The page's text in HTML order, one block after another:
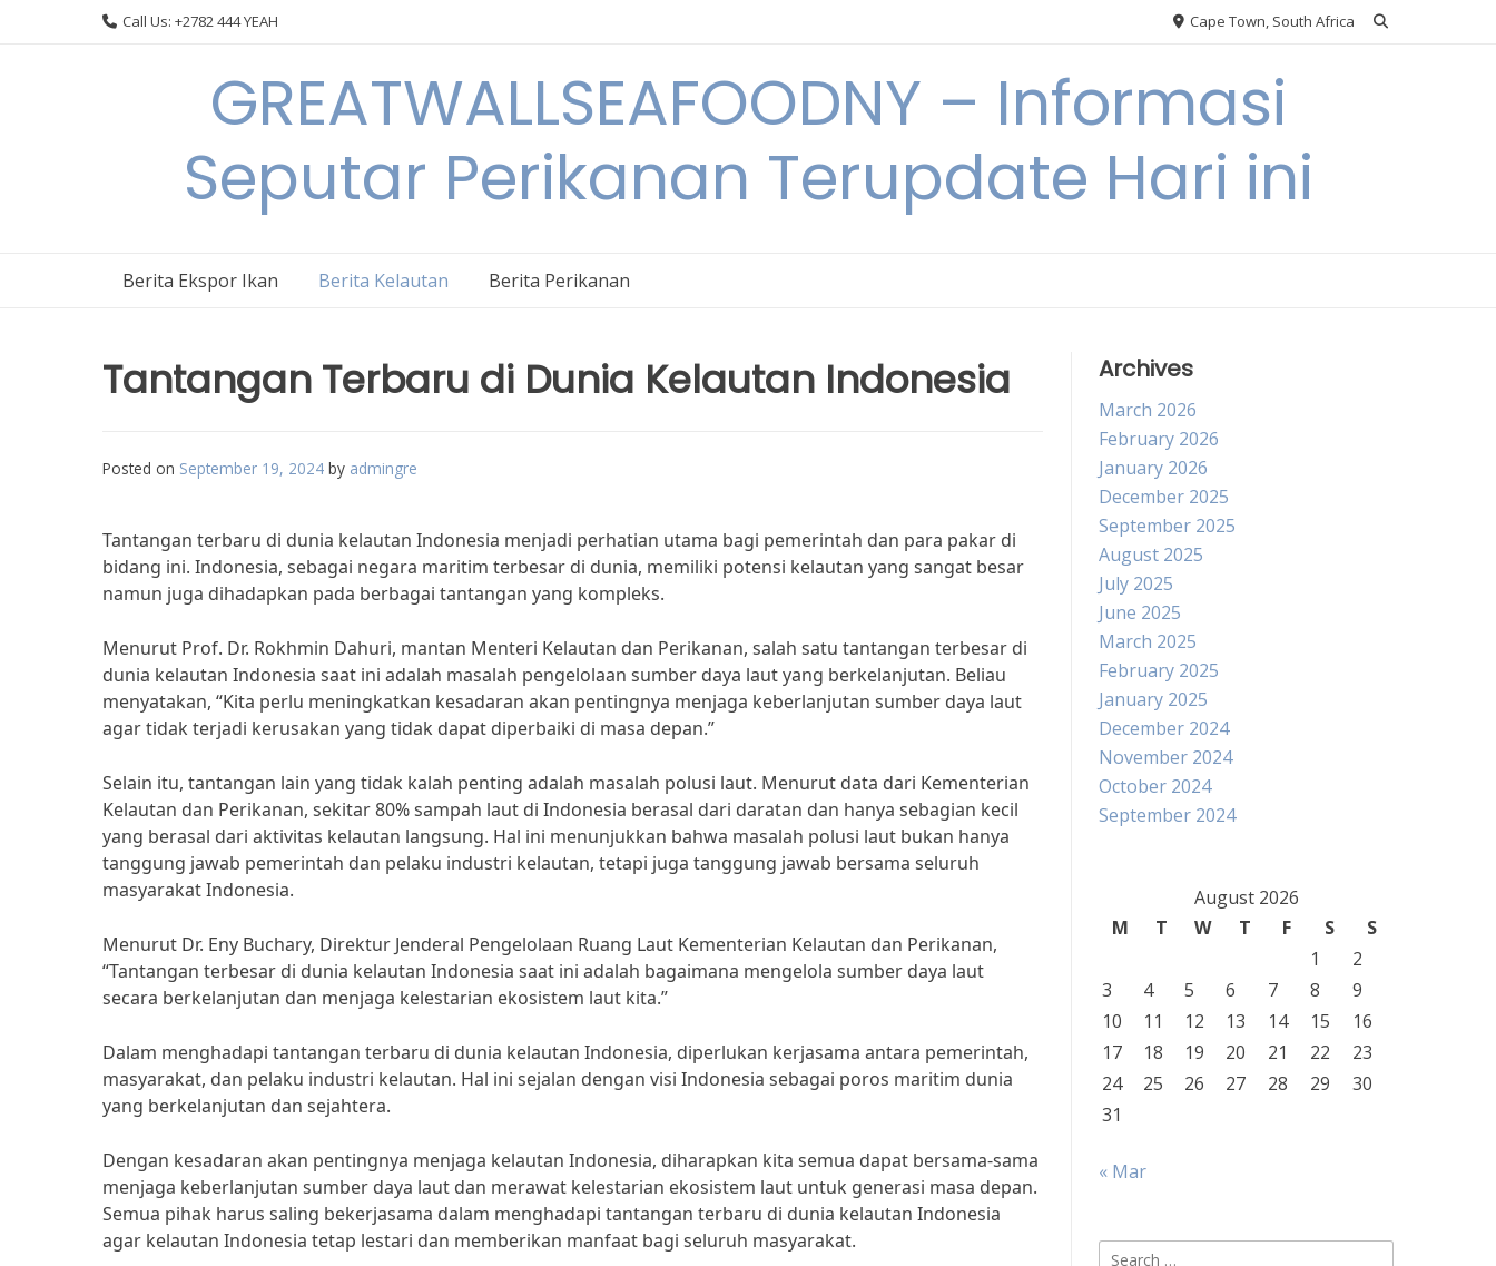
Call Us: +2782 444 YEAH Cape Town, South Africa
GREATWALLSEAFOODNY – Informasi
Seputar Perikanan Terupdate Hari ini
Berita Ekspor Ikan Berita Kelautan Berita Perikanan
Tantangan Terbaru di Dunia Kelautan Indonesia
Posted on September 19, 2024 by admingre
Tantangan terbaru di dunia kelautan Indonesia menjadi perhatian utama bagi pemerintah dan para pakar di
bidang ini. Indonesia, sebagai negara maritim terbesar di dunia, memiliki potensi kelautan yang sangat besar
namun juga dihadapkan pada berbagai tantangan yang kompleks.
Menurut Prof. Dr. Rokhmin Dahuri, mantan Menteri Kelautan dan Perikanan, salah satu tantangan terbesar di
dunia kelautan Indonesia saat ini adalah masalah pengelolaan sumber daya laut yang berkelanjutan. Beliau
menyatakan, “Kita perlu meningkatkan kesadaran akan pentingnya menjaga keberlanjutan sumber daya laut
agar tidak terjadi kerusakan yang tidak dapat diperbaiki di masa depan.”
Selain itu, tantangan lain yang tidak kalah penting adalah masalah polusi laut. Menurut data dari Kementerian
Kelautan dan Perikanan, sekitar 80% sampah laut di Indonesia berasal dari daratan dan hanya sebagian kecil
yang berasal dari aktivitas kelautan langsung. Hal ini menunjukkan bahwa masalah polusi laut bukan hanya
tanggung jawab pemerintah dan pelaku industri kelautan, tetapi juga tanggung jawab bersama seluruh
masyarakat Indonesia.
Menurut Dr. Eny Buchary, Direktur Jenderal Pengelolaan Ruang Laut Kementerian Kelautan dan Perikanan,
“Tantangan terbesar di dunia kelautan Indonesia saat ini adalah bagaimana mengelola sumber daya laut
secara berkelanjutan dan menjaga kelestarian ekosistem laut kita.”
Dalam menghadapi tantangan terbaru di dunia kelautan Indonesia, diperlukan kerjasama antara pemerintah,
masyarakat, dan pelaku industri kelautan. Hal ini sejalan dengan visi Indonesia sebagai poros maritim dunia
yang berkelanjutan dan sejahtera.
Dengan kesadaran akan pentingnya menjaga kelautan Indonesia, diharapkan kita semua dapat bersama-sama
menjaga keberlanjutan sumber daya laut dan merawat kelestarian ekosistem laut untuk generasi masa depan.
Semua pihak harus saling bekerjasama dalam menghadapi tantangan terbaru di dunia kelautan Indonesia
agar kelautan Indonesia tetap lestari dan memberikan manfaat bagi seluruh masyarakat.
Archives
March 2026
February 2026
January 2026
December 2025
September 2025
August 2025
July 2025
June 2025
March 2025
February 2025
January 2025
December 2024
November 2024
October 2024
September 2024
August 2026
M
T W T F S
S
1
2
3
4 5 6 7 8
9
10
11 12 13 14 15
16
17
18 19 20 21 22
23
24
25 26 27 28 29
30
31
« Mar
Search